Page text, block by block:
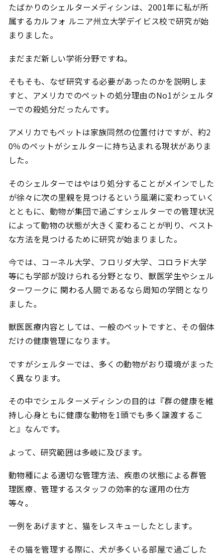
たばかりのシェルターメディシンは、2001年に私が所
属するカルフォ ルニア州立大学デイビス校で研究が始
まりました。
まだまだ新しい学術分野ですね。
そもそも、なぜ研究する必要があったのかを説明しま
すと、アメリカでのペットの処分理由のNo1がシェルタ
ーでの殺処分だったんです。
アメリカでもペットは家族同然の位置付けですが、約2
0％のペットがシェルターに持ち込まれる現状がありま
した。
そのシェルターではやはり処分することがメインでした
が徐々に次の里親を見つけるという風潮に変わっていく
とともに、動物が集団で過ごすシェルターでの管理状況
によって動物の状態が大きく変わることが判り、ベスト
な方法を見つけるために研究が始まりました。
今では、コーネル大学、フロリダ大学、コロラド大学
等にも学部が設けられる分野となり、獣医学生やシェル
ターワークに 関わる人間であるなら周知の学問となり
ました。
獣医医療内容としては、一般のペットですと、その個体
だけの健康管理になります。
ですがシェルターでは、多くの動物がおり環境がまった
く異なります。
その中でシェルターメディシンの目的は『群の健康を維
持し心身ともに健康な動物を1頭でも多く譲渡するこ
と』なんです。
よって、研究範囲は多岐に及びます。
動物種による適切な管理方法、疾患の状態による群管
理医療、管理するスタッフの効率的な運用の仕方
等々。
一例をあげますと、猫をレスキューしたとします。
その猫を管理する際に、犬が多くいる部屋で過ごした